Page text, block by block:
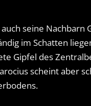
seine Nachbarn
im Schatten
Gipfel des
scheint aber